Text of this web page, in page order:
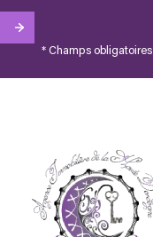
* Champs obligatoires